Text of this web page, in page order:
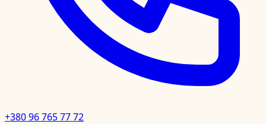
+380 96 765 77 72